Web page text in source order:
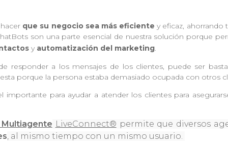
que su negocio sea más eficiente y eficaz,
son una parte esencial de nuestra solución porque
y automatización del marketing.
responder a los mensajes de los clientes, puede ser
porque la persona estaba demasiado ocupada con otros
para ayudar a atender los clientes para
LiveConnect® permite que diversos
, al mismo tiempo con un mismo usuario.